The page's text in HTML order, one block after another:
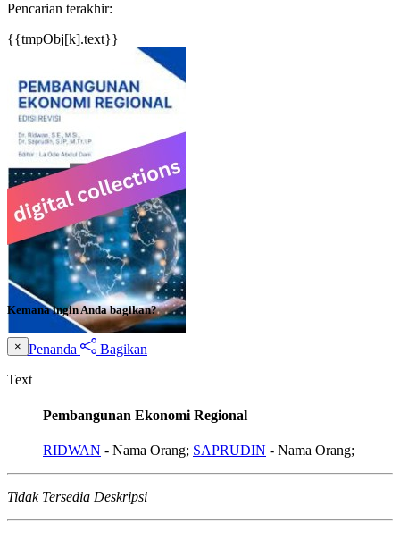
Pencarian terakhir:
{{tmpObj[k].text}}
Penanda
Bagikan
Text
Pembangunan Ekonomi Regional
RIDWAN - Nama Orang; SAPRUDIN - Nama Orang;
Tidak Tersedia Deskripsi
Kemana ingin Anda bagikan?
×